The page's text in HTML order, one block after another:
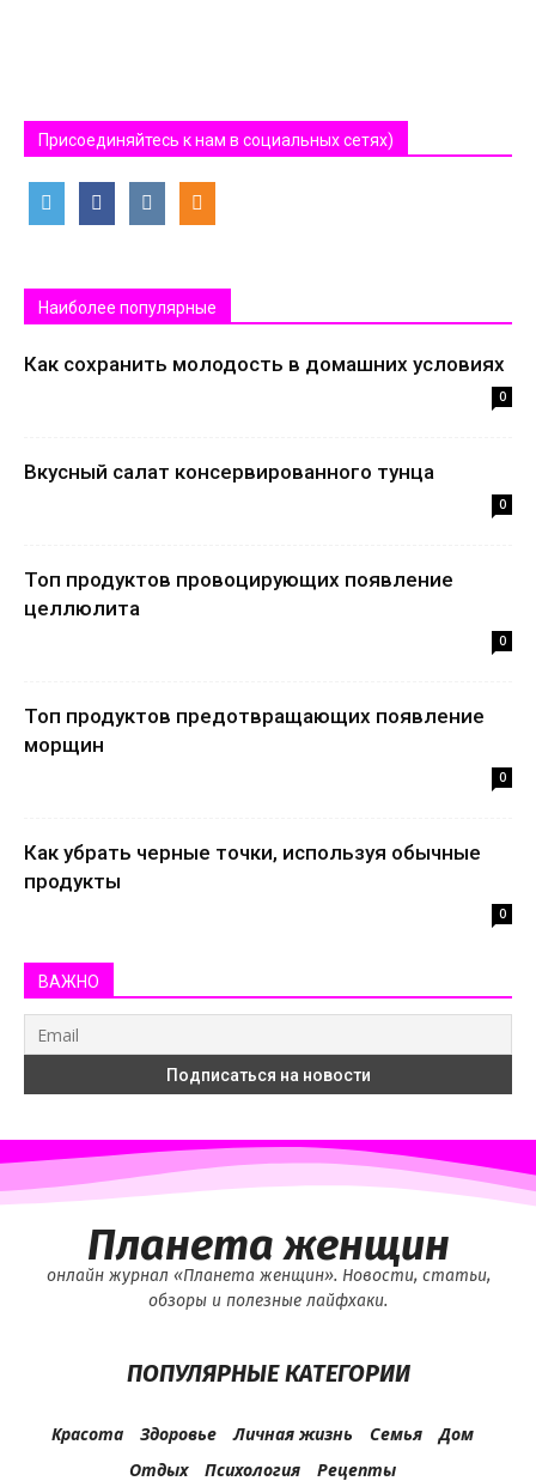
Присоединяйтесь к нам в социальных сетях)
Наиболее популярные
Как сохранить молодость в домашних условиях
0
Вкусный салат консервированного тунца
0
Топ продуктов провоцирующих появление
целлюлита
0
Топ продуктов предотвращающих появление
морщин
0
Как убрать черные точки, используя обычные
продукты
0
ВАЖНО
Планета женщин
онлайн журнал «Планета женщин». Новости, статьи,
обзоры и полезные лайфхаки.
ПОПУЛЯРНЫЕ КАТЕГОРИИ
Красота Здоровье Личная жизнь Семья
Дом
Отдых
Психология Рецепты